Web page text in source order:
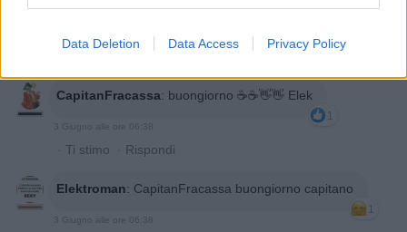
Data Deletion Data Access Privacy Policy
CapitanFracassa: buongiorno ☕️☕️👋👋 Elek
1
3 Giugno alle ore 06:38
· Ti stimo · Rispondi
Elektroman: CapitanFracassa buongiorno capitano
1
3 Giugno alle ore 06:38